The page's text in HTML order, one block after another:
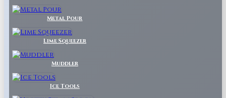
Metal Pour
Lime Squeezer
Muddler
Ice Tools